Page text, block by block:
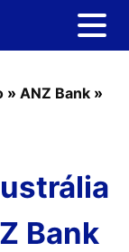
» ANZ Bank »
Bank